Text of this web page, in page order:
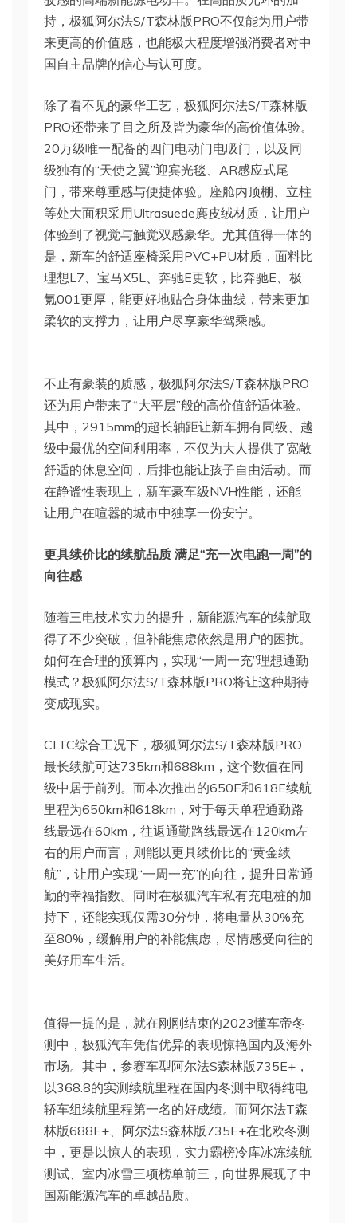
持，极狐阿尔法S/T森林版PRO不仅能为用户带
来更高的价值感，也能极大程度增强消费者对中
国自主品牌的信心与认可度。
除了看不见的豪华工艺，极狐阿尔法S/T森林版
PRO还带来了目之所及皆为豪华的高价值体验。
20万级唯一配备的四门电动门电吸门，以及同
级独有的“天使之翼”迎宾光毯、AR感应式尾
门，带来尊重感与便捷体验。座舱内顶棚、立柱
等处大面积采用Ultrasuede麂皮绒材质，让用户
体验到了视觉与触觉双感豪华。尤其值得一体的
是，新车的舒适座椅采用PVC+PU材质，面料比
理想L7、宝马X5L、奔驰E更软，比奔驰E、极
氪001更厚，能更好地贴合身体曲线，带来更加
柔软的支撑力，让用户尽享豪华驾乘感。
不止有豪装的质感，极狐阿尔法S/T森林版PRO
还为用户带来了“大平层”般的高价值舒适体验。
其中，2915mm的超长轴距让新车拥有同级、越
级中最优的空间利用率，不仅为大人提供了宽敞
舒适的休息空间，后排也能让孩子自由活动。而
在静谧性表现上，新车豪车级NVH性能，还能
让用户在喧嚣的城市中独享一份安宁。
更具续价比的续航品质 满足“充一次电跑一周”的
向往感
随着三电技术实力的提升，新能源汽车的续航取
得了不少突破，但补能焦虑依然是用户的困扰。
如何在合理的预算内，实现“一周一充”理想通勤
模式？极狐阿尔法S/T森林版PRO将让这种期待
变成现实。
CLTC综合工况下，极狐阿尔法S/T森林版PRO
最长续航可达735km和688km，这个数值在同
级中居于前列。而本次推出的650E和618E续航
里程为650km和618km，对于每天单程通勤路
线最远在60km，往返通勤路线最远在120km左
右的用户而言，则能以更具续价比的“黄金续
航”，让用户实现“一周一充”的向往，提升日常通
勤的幸福指数。同时在极狐汽车私有充电桩的加
持下，还能实现仅需30分钟，将电量从30%充
至80%，缓解用户的补能焦虑，尽情感受向往的
美好用车生活。
值得一提的是，就在刚刚结束的2023懂车帝冬
测中，极狐汽车凭借优异的表现惊艳国内及海外
市场。其中，参赛车型阿尔法S森林版735E+，
以368.8的实测续航里程在国内冬测中取得纯电
轿车组续航里程第一名的好成绩。而阿尔法T森
林版688E+、阿尔法S森林版735E+在北欧冬测
中，更是以惊人的表现，实力霸榜冷库冰冻续航
测试、室内冰雪三项榜单前三，向世界展现了中
国新能源汽车的卓越品质。